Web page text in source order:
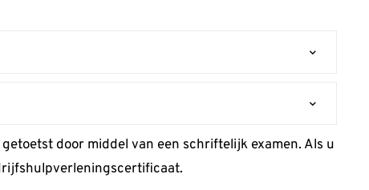
door middel van een schriftelijk examen. Als u